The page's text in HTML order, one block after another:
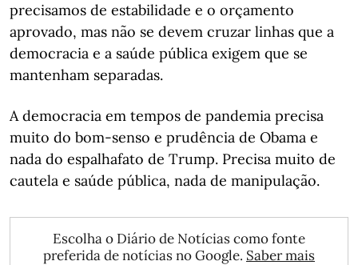
precisamos de estabilidade e o orçamento
aprovado, mas não se devem cruzar linhas que a
democracia e a saúde pública exigem que se
mantenham separadas.
A democracia em tempos de pandemia precisa
muito do bom-senso e prudência de Obama e
nada do espalhafato de Trump. Precisa muito de
cautela e saúde pública, nada de manipulação.
Escolha o Diário de Notícias como fonte
preferida de notícias no Google. Saber mais